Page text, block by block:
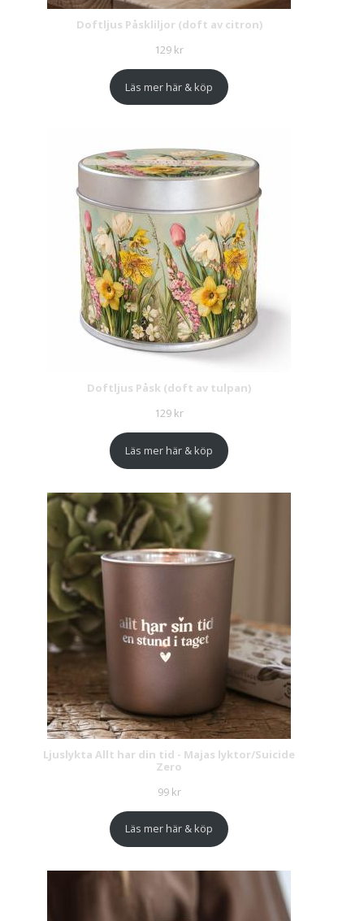
Doftljus Påskliljor (doft av citron)
129 kr
Läs mer här & köp
Doftljus Påsk (doft av tulpan)
129 kr
Läs mer här & köp
Ljuslykta Allt har din tid - Majas lyktor/Suicide
Zero
99 kr
Läs mer här & köp